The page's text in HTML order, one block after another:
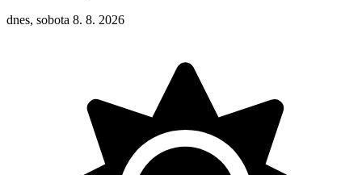
dnes, sobota 8. 8. 2026